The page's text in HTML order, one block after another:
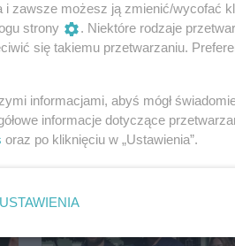
Dariusz Matecki tym
umowy partnerskiej
Chodzi o ulicę Stepana
Pomnika Trzech Cesarzy na
z kolejną sprawą
i zawsze możesz ją zmienić/wycofać
strony
. Niektóre rodzaje
się takiemu przetwarzaniu.
informacjami, abyś mógł
informacje dotyczące
oraz po kliknięciu w „Ustawienia”.
USTAWIENIA